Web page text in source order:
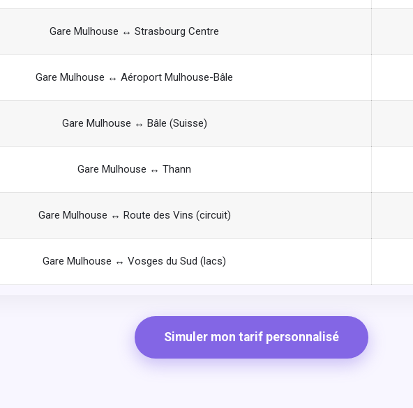
Gare Mulhouse ↔ Strasbourg Centre
Gare Mulhouse ↔ Aéroport Mulhouse-Bâle
Gare Mulhouse ↔ Bâle (Suisse)
Gare Mulhouse ↔ Thann
Gare Mulhouse ↔ Route des Vins (circuit)
Gare Mulhouse ↔ Vosges du Sud (lacs)
Simuler mon tarif personnalisé